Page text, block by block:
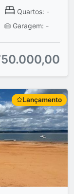
Quartos: -
Garagem: -
Lançamento